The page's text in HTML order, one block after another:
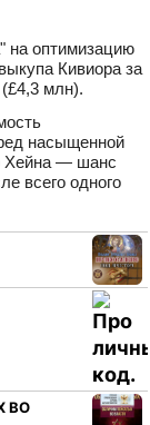
на оптимизацию
Кивиора за
млн).
насыщенной
Хейна — шанс
всего одного
ВО